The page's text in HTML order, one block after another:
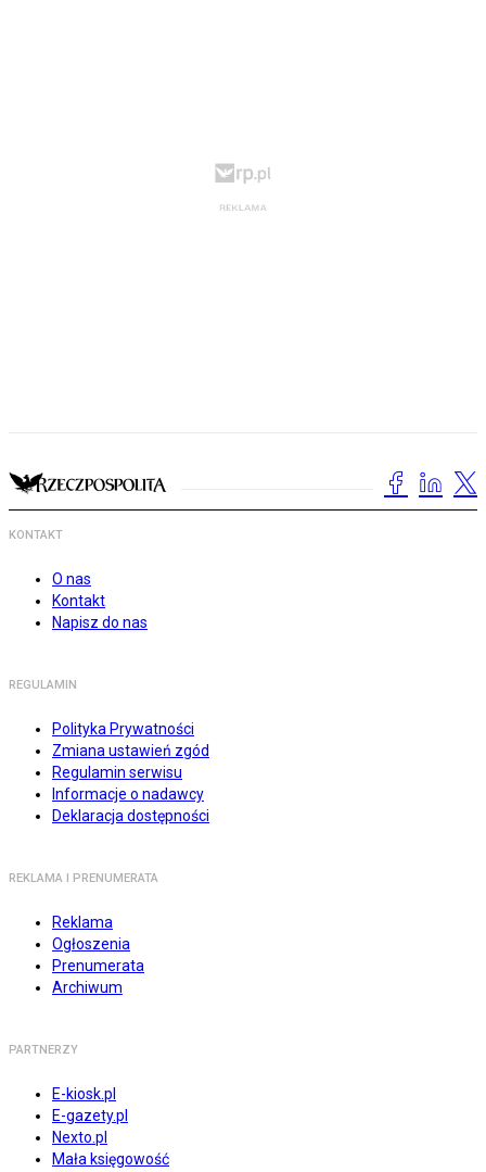
KONTAKT
O nas
Kontakt
Napisz do nas
REGULAMIN
Polityka Prywatności
Zmiana ustawień zgód
Regulamin serwisu
Informacje o nadawcy
Deklaracja dostępności
REKLAMA I PRENUMERATA
Reklama
Ogłoszenia
Prenumerata
Archiwum
PARTNERZY
E-kiosk.pl
E-gazety.pl
Nexto.pl
Mała księgowość